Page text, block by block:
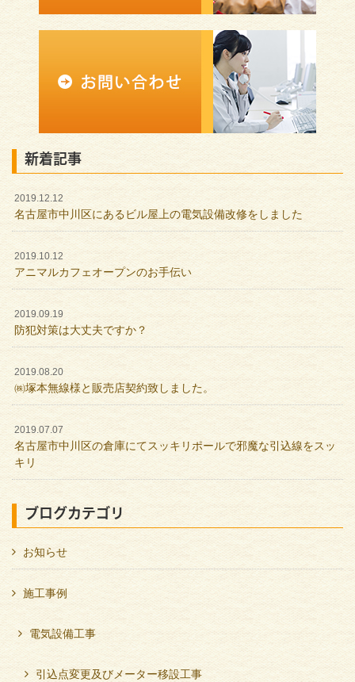
新着記事
2019.12.12
名古屋市中川区にあるビル屋上の電気設備改修をしました
2019.10.12
アニマルカフェオープンのお手伝い
2019.09.19
防犯対策は大丈夫ですか？
2019.08.20
㈱塚本無線様と販売店契約致しました。
2019.07.07
名古屋市中川区の倉庫にてスッキリポールで邪魔な引込線をスッ
キリ
ブログカテゴリ
お知らせ
施工事例
電気設備工事
引込点変更及びメーター移設工事